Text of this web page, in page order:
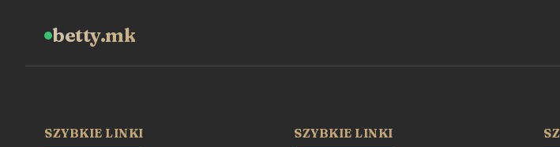
betty.mk
SZYBKIE LINKI SZYBKIE LINKI